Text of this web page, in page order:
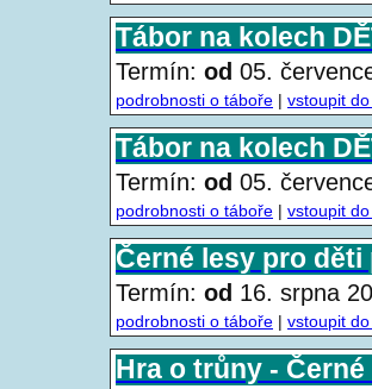
Tábor na kolech
Termín: od 05.
podrobnosti o táboře | vstoupit
Tábor na kolech
Termín: od 05.
podrobnosti o táboře | vstoupit
Černé lesy pro
Termín: od 16. srpna
podrobnosti o táboře | vstoupit
Hra o trůny -